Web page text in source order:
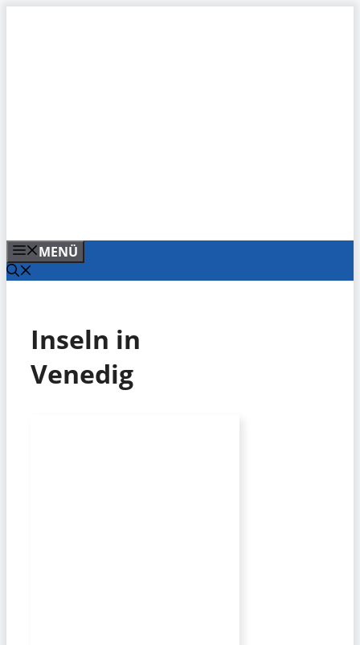
MENÜ
Inseln in
Venedig